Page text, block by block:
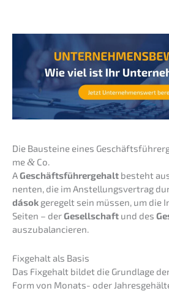
Die Baustei­ne eines
me& Co.
AGeschäfts­füh­rer­ge­halt besteht
nen­ten, die im Anstel­lungs­ver­trag
dá­sok geregelt sein müssen, um die
Seiten – derGesell­schaft und des
auszubalancieren.
Fixge­halt als Basis
Das Fixge­halt bildet die Grund­la­ge
Form von Monats- oder